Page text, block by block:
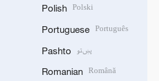
Polish Polski
Portuguese Português
Pashto پښتو
Romanian Română